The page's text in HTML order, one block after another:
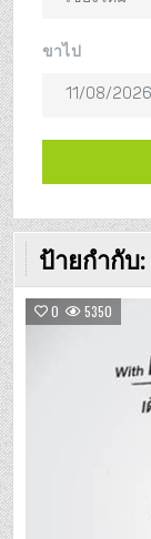
ป้ายกำกับ:
0 5350